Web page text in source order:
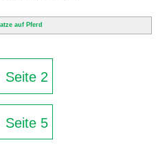
Seite 2
Seite 5